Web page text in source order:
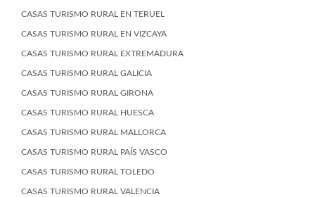
CASAS TURISMO RURAL EN TERUEL
CASAS TURISMO RURAL EN VIZCAYA
CASAS TURISMO RURAL EXTREMADURA
CASAS TURISMO RURAL GALICIA
CASAS TURISMO RURAL GIRONA
CASAS TURISMO RURAL HUESCA
CASAS TURISMO RURAL MALLORCA
CASAS TURISMO RURAL PAÍS VASCO
CASAS TURISMO RURAL TOLEDO
CASAS TURISMO RURAL VALENCIA